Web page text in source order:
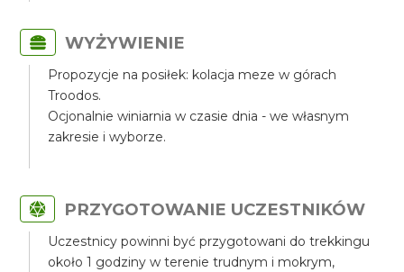
WYŻYWIENIE
Propozycje na posiłek: kolacja meze w górach
Troodos.
Ocjonalnie winiarnia w czasie dnia - we własnym
zakresie i wyborze.
PRZYGOTOWANIE UCZESTNIKÓW
Uczestnicy powinni być przygotowani do trekkingu
około 1 godziny w terenie trudnym i mokrym,